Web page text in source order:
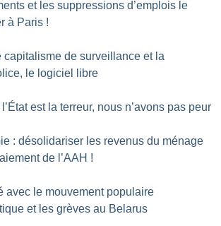
et les suppressions d’emplois le
à Paris !
capitalisme de surveillance et la
le logiciel libre
est la terreur, nous n’avons pas peur
: désolidariser les revenus du ménage
de l’AAH !
avec le mouvement populaire
et les grèves au Belarus